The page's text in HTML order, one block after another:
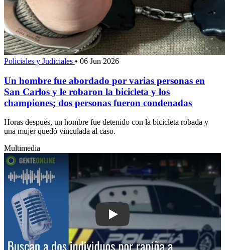
Policiales y Judiciales • 06 Jun 2026
Un hombre fue abordado por varias personas en
San Carlos y le robaron la bicicleta y los
championes; dos personas fueron condenadas
Horas después, un hombre fue detenido con la bicicleta robada y
una mujer quedó vinculada al caso.
Multimedia
Play: Buscan a dos individuos por